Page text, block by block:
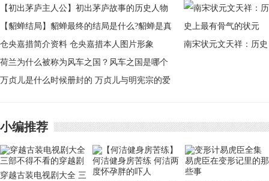
【初出茅庐主人公】初出茅庐故事的历史人物
初出茅庐主人公是谁
【貂蝉结局】貂蝉最终的结局是什么?貂蝉是真
实存在的人物
仓央嘉措简介资料 仓央嘉措本人图片形象
荷兰为什么被称为风车之国？风车之国是哪个
国家
万贞儿是什么时候册封的 万贞儿与明宪宗的爱
南宋状元文天祥：历史
小编推荐
穿越古装电视剧大全 三